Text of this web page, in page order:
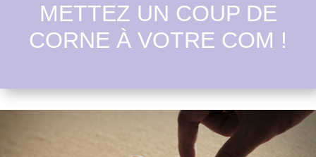
METTEZ UN COUP DE
CORNE À VOTRE COM !